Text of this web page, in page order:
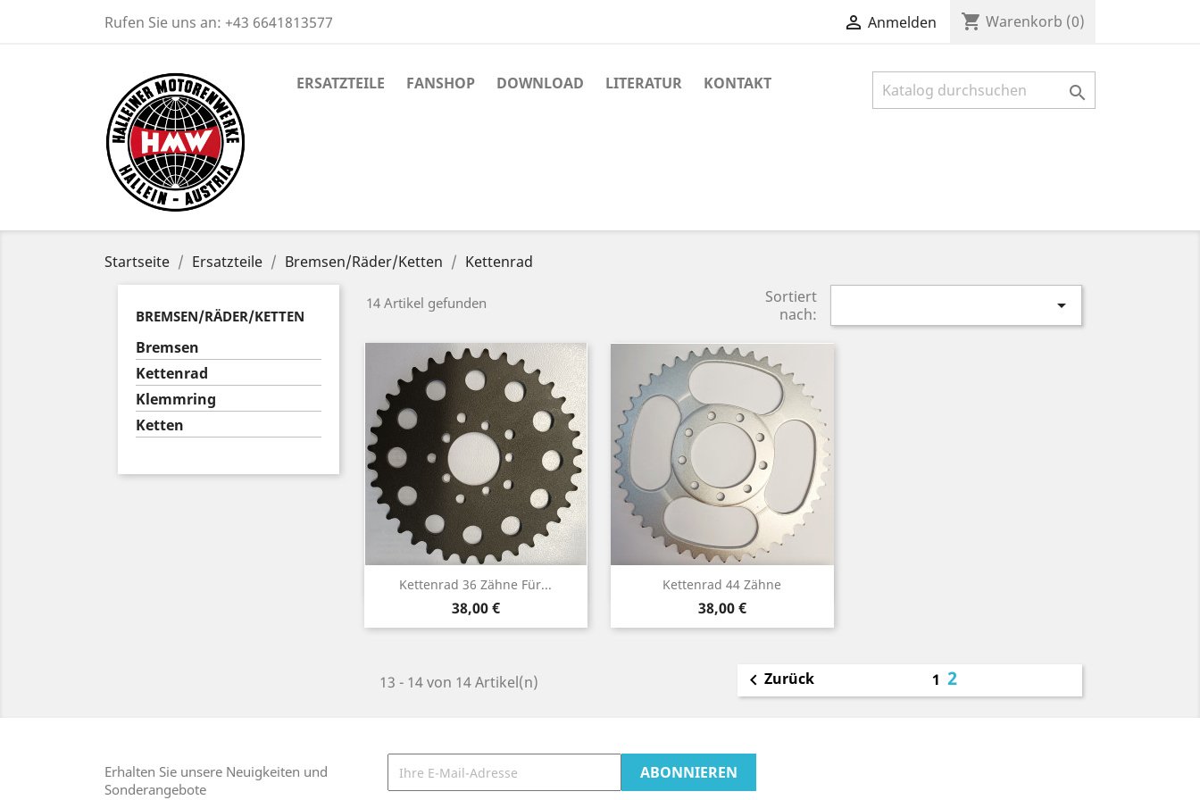
Rufen Sie uns an: +43 6641813577  Anmelden shopping_cart Warenkorb (0)
ERSATZTEILE FANSHOP DOWNLOAD LITERATUR KONTAKT 
Startseite Ersatzteile Bremsen/Räder/Ketten Kettenrad
BREMSEN/RÄDER/KETTEN
Bremsen
Kettenrad
Klemmring
Ketten
14 Artikel gefunden
Sortiert
nach:

Kettenrad 36 Zähne Für...
Preis
38,00 €
Vorschau Kettenrad 44 Zähne
Preis
38,00 €
Vorschau
13 - 14 von 14 Artikel(n)  Zurück 1 2
Erhalten Sie unsere Neuigkeiten und
Sonderangebote